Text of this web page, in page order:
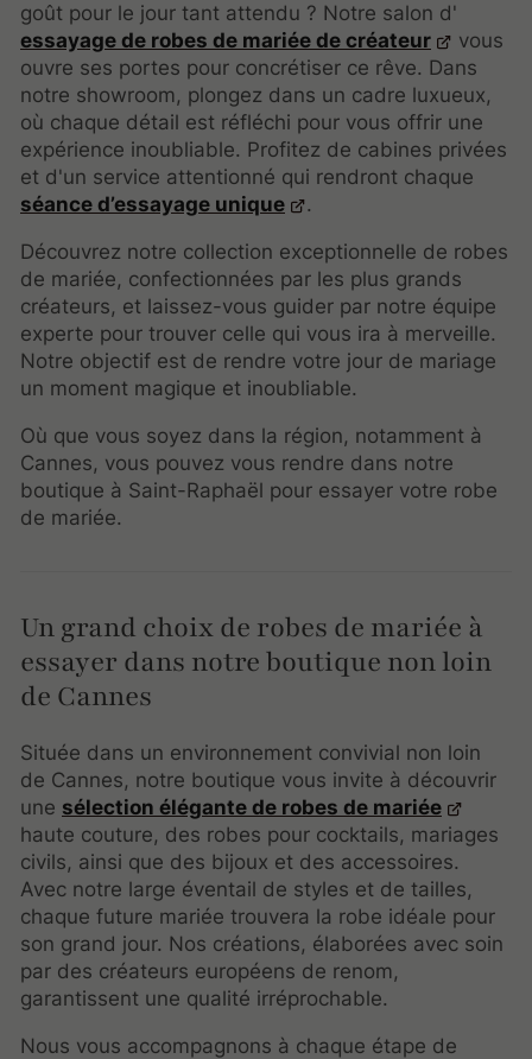
goût pour le jour tant attendu ? Notre salon d'
essayage de robes de mariée de créateur
vous
ouvre ses portes pour concrétiser ce rêve. Dans
notre showroom, plongez dans un cadre luxueux,
où chaque détail est réfléchi pour vous offrir une
expérience inoubliable. Profitez de cabines privées
et d'un service attentionné qui rendront chaque
séance d’essayage unique
.
Découvrez notre collection exceptionnelle de robes
de mariée, confectionnées par les plus grands
créateurs, et laissez-vous guider par notre équipe
experte pour trouver celle qui vous ira à merveille.
Notre objectif est de rendre votre jour de mariage
un moment magique et inoubliable.
Où que vous soyez dans la région, notamment à
Cannes, vous pouvez vous rendre dans notre
boutique à Saint-Raphaël pour essayer votre robe
de mariée.
Un grand choix de robes de mariée à
essayer dans notre boutique non loin
de Cannes
Située dans un environnement convivial non loin
de Cannes, notre boutique vous invite à découvrir
une sélection élégante de robes de mariée
haute couture, des robes pour cocktails, mariages
civils, ainsi que des bijoux et des accessoires.
Avec notre large éventail de styles et de tailles,
chaque future mariée trouvera la robe idéale pour
son grand jour. Nos créations, élaborées avec soin
par des créateurs européens de renom,
garantissent une qualité irréprochable.
Nous vous accompagnons à chaque étape de